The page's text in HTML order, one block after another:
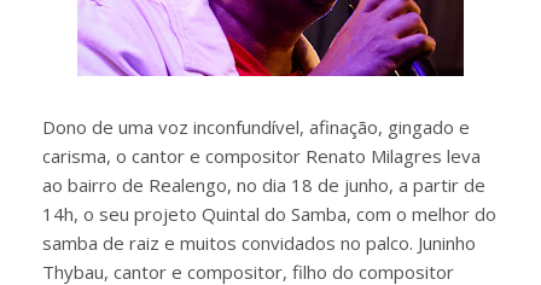
Dono de uma voz inconfundível, afinação, gingado e
carisma, o cantor e compositor Renato Milagres leva
ao bairro de Realengo, no dia 18 de junho, a partir de
14h, o seu projeto Quintal do Samba, com o melhor do
samba de raiz e muitos convidados no palco. Juninho
Thybau, cantor e compositor, filho do compositor